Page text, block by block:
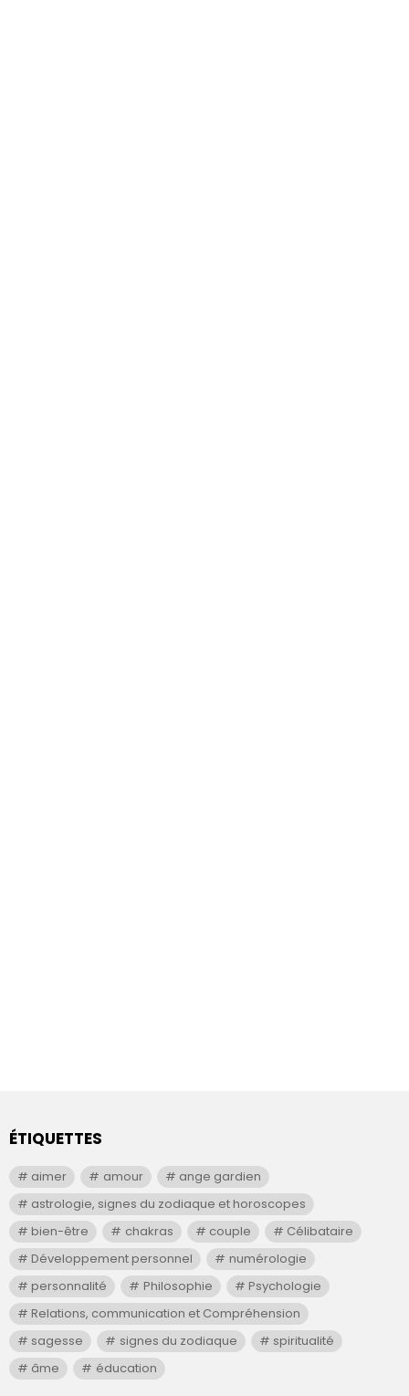
ÉTIQUETTES
aimer amour
ange gardien
astrologie, signes du zodiaque et horoscopes
bien-être
chakras couple
Célibataire
Développement personnel
numérologie
personnalité
Philosophie
Psychologie
Relations, communication et Compréhension
sagesse
signes du zodiaque
spiritualité
âme
éducation